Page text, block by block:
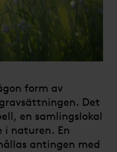
form av
Det
en samlingslokal
i naturen. En
antingen med